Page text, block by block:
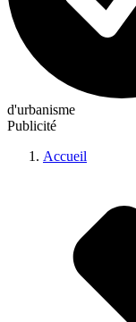
d'urbanisme
Publicité
Accueil